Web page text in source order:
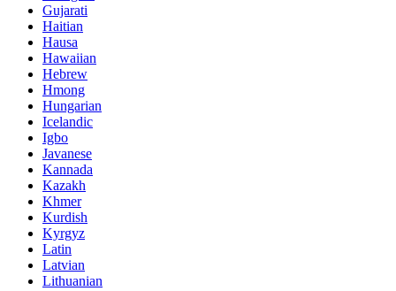
Gujarati
Haitian
Hausa
Hawaiian
Hebrew
Hmong
Hungarian
Icelandic
Igbo
Javanese
Kannada
Kazakh
Khmer
Kurdish
Kyrgyz
Latin
Latvian
Lithuanian